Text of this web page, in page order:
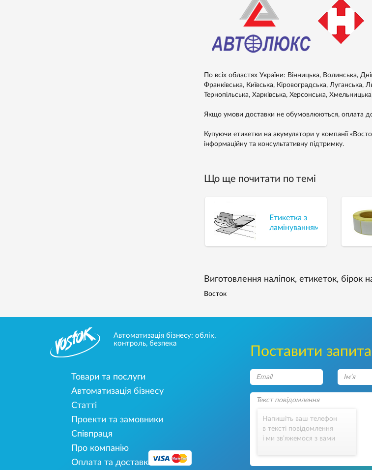
По всіх областях України: Вінницька, Волинська,
Франківська, Київська, Кіровоградська, Луганська,
Тернопільська, Харківська, Херсонська,
Якщо умови доставки не обумовлюються, оплата
Купуючи етикетки на акумулятори у компанії
інформаційну та консультативну підтримку.
Що ще почитати по темі
Етикетка з
ламінуванням
Виготовлення наліпок, етикеток, бірок
Восток
Автоматизація бізнесу: облік,
контроль, безпека
Товари та послуги
Автоматизація бізнесу
Статті
Проекти та замовники
Співпраця
Про компанію
Оплата та доставка
Поставити
Напишіть ваш телефон
в тексті повідомлення
і ми зв’яжемося з вами